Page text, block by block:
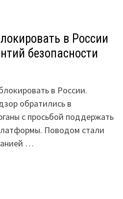
в России
безопасности
в России.
обратились в
с просьбой поддержать
Поводом стали
…